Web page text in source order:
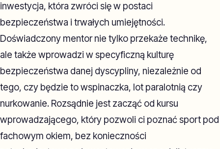
inwestycja, która zwróci się w postaci
bezpieczeństwa i trwałych umiejętności.
Doświadczony mentor nie tylko przekaże technikę,
ale także wprowadzi w specyficzną kulturę
bezpieczeństwa danej dyscypliny, niezależnie od
tego, czy będzie to wspinaczka, lot paralotnią czy
nurkowanie. Rozsądnie jest zacząć od kursu
wprowadzającego, który pozwoli ci poznać sport pod
fachowym okiem, bez konieczności